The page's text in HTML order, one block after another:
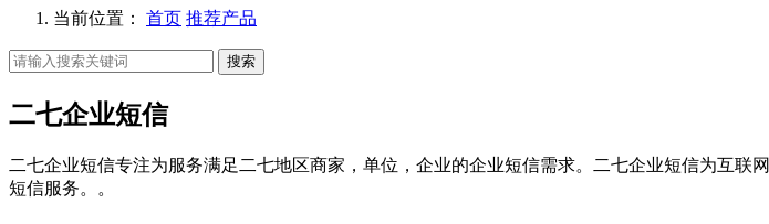
当前位置： 首页 推荐产品
搜索
二七企业短信
二七企业短信专注为服务满足二七地区商家，单位，企业的企业短信需求。二七企业短信为互
短信服务。。